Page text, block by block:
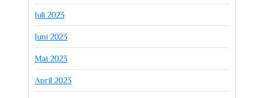
Juli 2023
Juni 2023
Mai 2023
April 2023